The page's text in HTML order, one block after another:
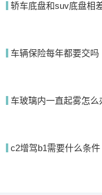
轿车底盘和suv底盘相
车辆保险每年都要交吗
车玻璃内一直起雾怎么
c2增驾b1需要什么条件